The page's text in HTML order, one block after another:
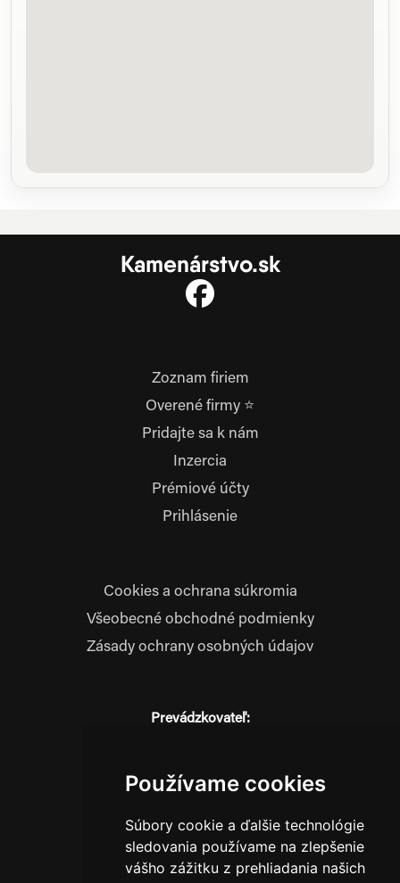
Používame cookies
Súbory cookie a ďalšie technológie
sledovania používame na zlepšenie
vášho zážitku z prehliadania našich
Kamenárstvo.sk
Zoznam firiem
Overené firmy ⭐
Pridajte sa k nám
Inzercia
Prémiové účty
Prihlásenie
Cookies a ochrana súkromia
Všeobecné obchodné podmienky
Zásady ochrany osobných údajov
Prevádzkovateľ:
014 01 Bytča
DIČ: 2121076738